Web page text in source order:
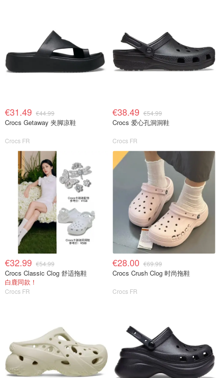
€31.49 €44.99
Crocs Getaway 夹脚凉鞋
Crocs FR
€38.49 €54.99
Crocs 爱心孔洞洞鞋
Crocs FR
€32.99 €54.99
Crocs Classic Clog 舒适拖鞋
白鹿同款！
Crocs FR
€28.00 €69.99
Crocs Crush Clog 时尚拖鞋
Crocs FR